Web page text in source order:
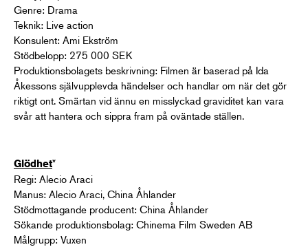
Genre: Drama
Teknik: Live action
Konsulent: Ami Ekström
Stödbelopp: 275 000 SEK
Produktionsbolagets beskrivning: Filmen är baserad på Ida
Åkessons självupplevda händelser och handlar om när det gör
riktigt ont. Smärtan vid ännu en misslyckad graviditet kan vara
svår att hantera och sippra fram på oväntade ställen.
Glödhet*
Regi: Alecio Araci
Manus: Alecio Araci, China Åhlander
Stödmottagande producent: China Åhlander
Sökande produktionsbolag: Chinema Film Sweden AB
Målgrupp: Vuxen